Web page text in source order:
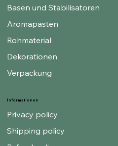
Informationen
Privacy policy
Shipping policy
Basen und Stabilisatoren
Aromapasten
Rohmaterial
Dekorationen
Verpackung